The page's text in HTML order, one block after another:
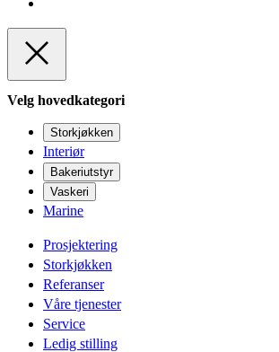
Velg hovedkategori
Storkjøkken
Interiør
Bakeriutstyr
Vaskeri
Marine
Prosjektering
Storkjøkken
Referanser
Våre tjenester
Service
Ledig stilling